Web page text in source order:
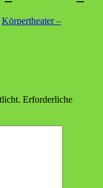
Körpertheater –
Erforderliche